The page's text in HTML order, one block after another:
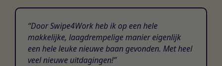
Door Swipe4Work heb ik op een hele
makkelijke, laagdrempelige manier eigenlijk
een hele leuke nieuwe baan gevonden. Met heel
veel nieuwe uitdagingen!